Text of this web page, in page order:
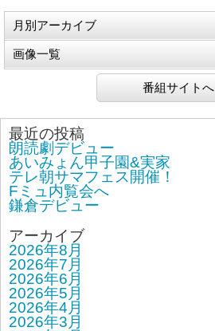
月別アーカイブ
画像一覧
番組サイトへ
最近の投稿
朗読劇デビュー
あいみょん甲子園&実家
テレ朝サマフェス開催！
Fミュ内覧会へ
鎌倉デビュー
アーカイブ
2026年8月
2026年7月
2026年6月
2026年5月
2026年4月
2026年3月